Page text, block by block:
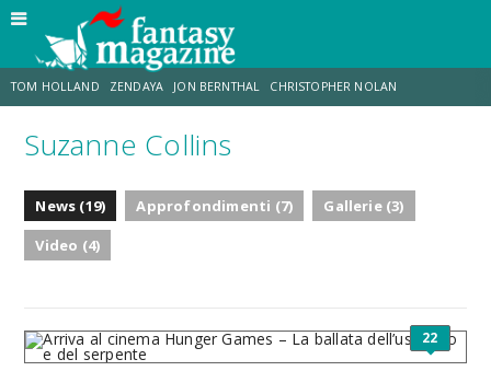
TOM HOLLAND ZENDAYA JON BERNTHAL CHRISTOPHER NOLAN
STRANIMONDI LUCCA COMICS & GAMES
CHRIS MCKENNA
Suzanne Collins
News (19) Approfondimenti (7)
Gallerie (3)
Video (4)
22